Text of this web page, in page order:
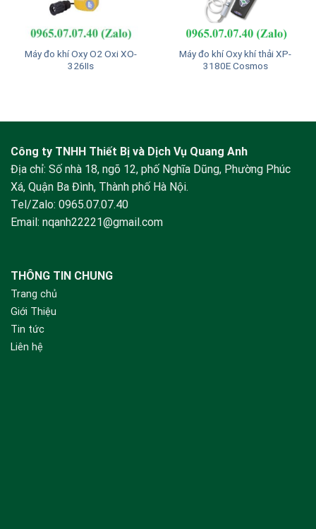
Máy đo khí Oxy O2 Oxi XO-
326IIs
Máy đo khí Oxy khí thải XP-
3180E Cosmos
Công ty TNHH Thiết Bị và Dịch Vụ Quang Anh
Địa chỉ: Số nhà 18, ngõ 12, phố Nghĩa Dũng, Phường Phúc
Xá, Quận Ba Đình, Thành phố Hà Nội.
Tel/Zalo: 0965.07.07.40
Email: nqanh22221@gmail.com
THÔNG TIN CHUNG
Trang chủ
Giới Thiệu
Tin tức
Liên hệ